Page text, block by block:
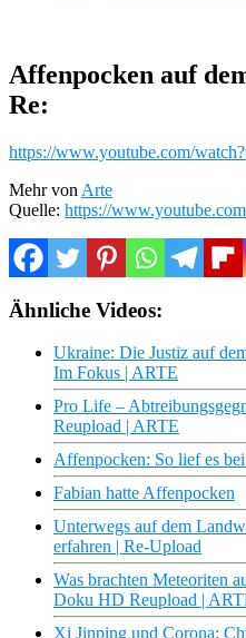
Affenpocken auf
Re:
https://www.youtube.com/
Mehr von Arte
Quelle: https://
Ähnliche Videos:
Ukraine: Die Justiz auf
Im Fokus | ARTE
Pro Life –
Reupload | ARTE
Affenpocken: So lief es
Fabian hatte Affenpocken
Unterwegs auf dem
erfahren | Re-Upload
Was brachten Meteoriten
Doku HD Reupload |
Xi Jinping und Corona: